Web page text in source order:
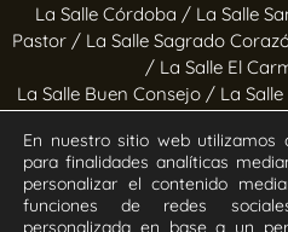
La Salle Córdoba / La Salle
Pastor / La Salle Sagrado
/ La Salle El
La Salle Buen Consejo / La
Obras
En nuestro sitio web utilizamos
para finalidades analíticas
personalizar el contenido
funciones de redes
personalizada en base a un